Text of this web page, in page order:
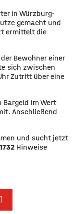
in Würzburg-
gemacht und
ermittelt die
Bewohner einer
sich zwischen
Zutritt über eine
Bargeld im Wert
Anschließend
und sucht jetzt
Hinweise